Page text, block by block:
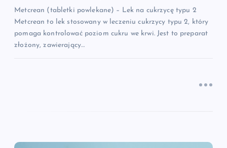
s
u
Metcrean (tabletki powlekane) – Lek na cukrzycę typu 2
Metcrean to lek stosowany w leczeniu cukrzycy typu 2, który
pomaga kontrolować poziom cukru we krwi. Jest to preparat
złożony, zawierający…